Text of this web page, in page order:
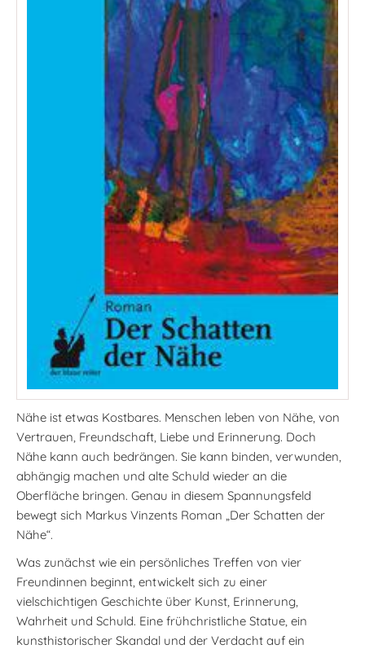
Nähe ist etwas Kostbares. Menschen leben von Nähe, von
Vertrauen, Freundschaft, Liebe und Erinnerung. Doch
Nähe kann auch bedrängen. Sie kann binden, verwunden,
abhängig machen und alte Schuld wieder an die
Oberfläche bringen. Genau in diesem Spannungsfeld
bewegt sich Markus Vinzents Roman „Der Schatten der
Nähe“.
Was zunächst wie ein persönliches Treffen von vier
Freundinnen beginnt, entwickelt sich zu einer
vielschichtigen Geschichte über Kunst, Erinnerung,
Wahrheit und Schuld. Eine frühchristliche Statue, ein
kunsthistorischer Skandal und der Verdacht auf ein